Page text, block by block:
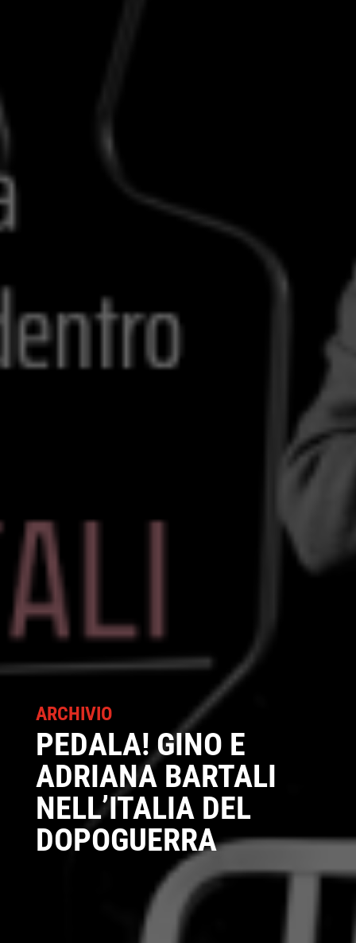
ARCHIVIO
PEDALA! GINO E
ADRIANA BARTALI
NELL’ITALIA DEL
DOPOGUERRA